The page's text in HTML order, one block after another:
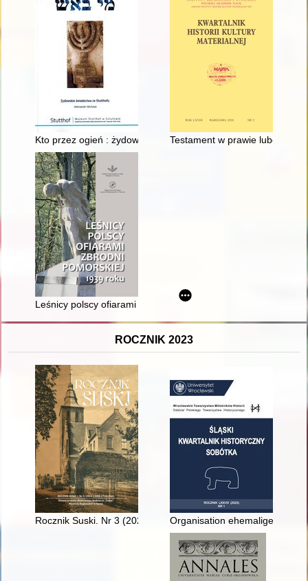
Kto przez ogień : żydowskie świadectwa ze Stutthofu = Mi ba-
Testament w prawie lubeckim :
Leśnicy polscy ofiarami zbrodni pomorskiej 1939 roku
ROCZNIK 2023
Rocznik Suski. Nr 3 (2023) Organisation ehemaliger